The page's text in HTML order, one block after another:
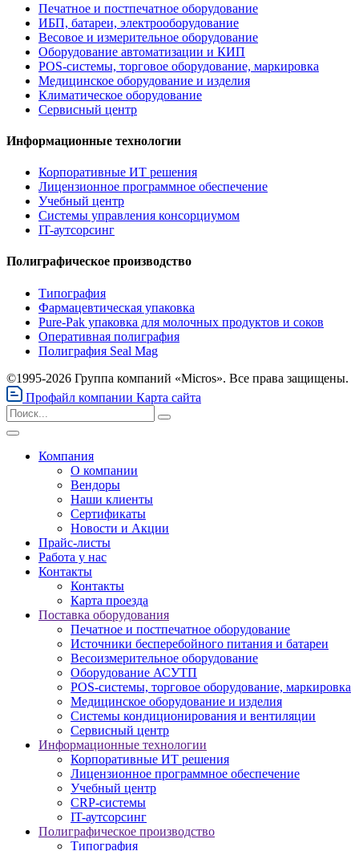
Печатное и постпечатное оборудование
ИБП, батареи, электрооборудование
Весовое и измерительное оборудование
Оборудование автоматизации и КИП
POS-системы, торговое оборудование, маркировка
Медицинское оборудование и изделия
Климатическое оборудование
Сервисный центр
Информационные технологии
Корпоративные ИТ решения
Лицензионное программное обеспечение
Учебный центр
Системы управления консорциумом
IT-аутсорсинг
Полиграфическое производство
Типография
Фармацевтическая упаковка
Pure-Pak упаковка для молочных продуктов и соков
Оперативная полиграфия
Полиграфия Seal Mag
©1995-2026 Группа компаний «Micros». Все права защищены.
Профайл компании Карта сайта
Компания
О компании
Вендоры
Наши клиенты
Сертификаты
Новости и Акции
Прайс-листы
Работа у нас
Контакты
Контакты
Карта проезда
Поставка оборудования
Печатное и постпечатное оборудование
Источники бесперебойного питания и батареи
Весоизмерительное оборудование
Оборудование АСУТП
POS-системы, торговое оборудование, маркировка
Медицинское оборудование и изделия
Системы кондиционирования и вентиляции
Сервисный центр
Информационные технологии
Корпоративные ИТ решения
Лицензионное программное обеспечение
Учебный центр
CRP-системы
IT-аутсорсинг
Полиграфическое производство
Типография